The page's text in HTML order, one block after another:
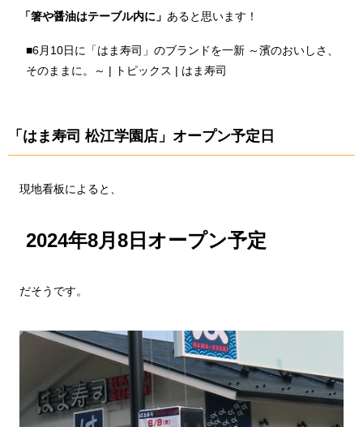
「箸や醤油はテーブル内に」 あると思います！
■6月10日に「はま寿司」のブランドを一新 ～濱のおいしさ、
そのままに。～ | トピックス | はま寿司
「はま寿司 松江学園店」オープン予定日
現地看板によると、
2024年8月8日オープン予定
だそうです。